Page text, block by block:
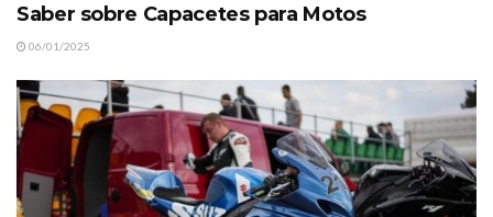
Saber sobre Capacetes para Motos
06/01/2025